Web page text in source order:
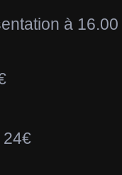
à
24€